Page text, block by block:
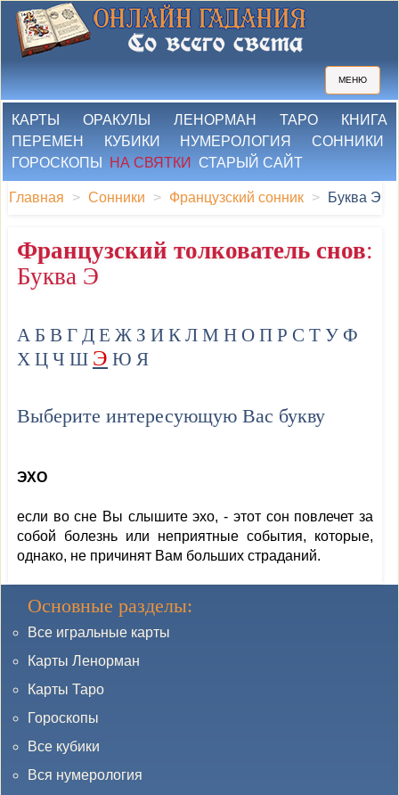
МЕНЮ
КАРТЫ ОРАКУЛЫ ЛЕНОРМАН ТАРО
КНИГА
ПЕРЕМЕН
КУБИКИ НУМЕРОЛОГИЯ
СОННИКИ
ГОРОСКОПЫ
НА СВЯТКИ СТАРЫЙ САЙТ
Главная Сонники Французский сонник Буква Э
Французский толкователь снов:
Буква Э
А Б В Г Д Е Ж З И К Л М Н О П Р С Т У Ф
Х Ц Ч Ш Э Ю Я
Выберите интересующую Вас букву
ЭХО
если во сне Вы слышите эхо, - этот сон повлечет за
собой болезнь или неприятные события, которые,
однако, не причинят Вам больших страданий.
Основные разделы:
Все игральные карты
Карты Ленорман
Карты Таро
Гороскопы
Все кубики
Вся нумерология